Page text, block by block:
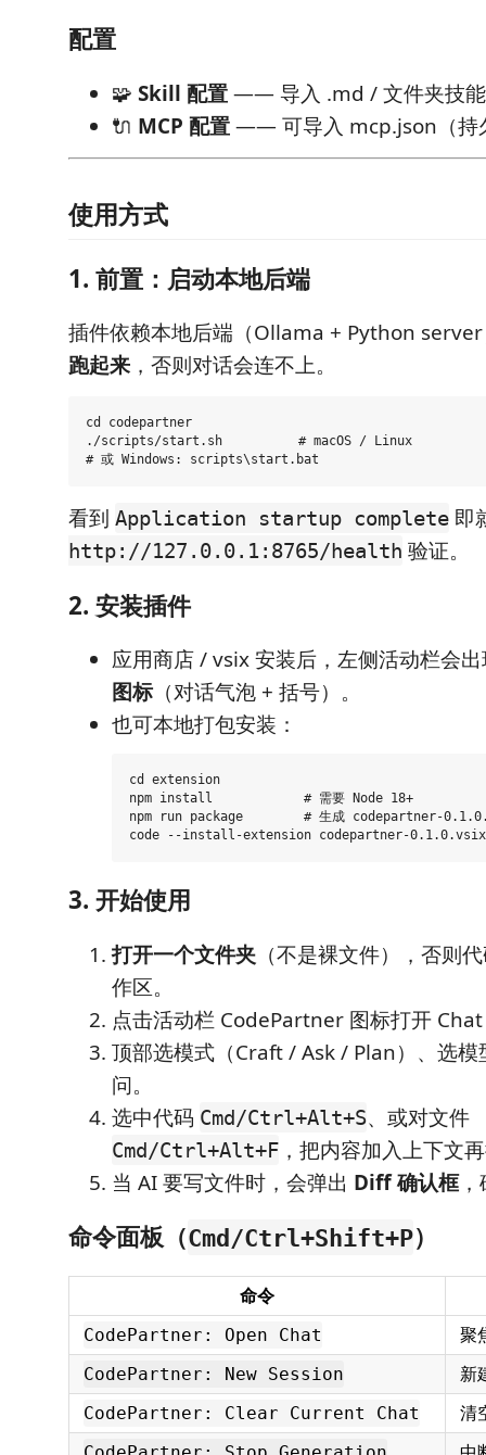
配置
🧩 Skill 配置—— 导入 .md / 文件夹技能
🔌 MCP 配置—— 可导入 mcp.json（持
使用方式
1. 前置：启动本地后端
插件依赖本地后端（Ollama + Python
跑起来 ，否则对话会连不上。
cd codepartner
./scripts/start.sh          # macOS / Linux
看到 Application startup complete 即
http://127.0.0.1:8765/health 验证。
2. 安装插件
应用商店 / vsix 安装后，左侧活动栏会
图标（对话气泡 + 括号）。
也可本地打包安装：
cd extension
npm install            # 需要 Node 18+
npm run package        # 生成 codepartner-
3. 开始使用
打开一个文件夹 （不是裸文件），否则
作区。
点击活动栏 CodePartner 图标打开
顶部选模式（Craft / Ask / Plan）、选模
问。
选中代码 Cmd/Ctrl+Alt+S、或对文件
Cmd/Ctrl+Alt+F ，把内容加入上下文
当 AI 要写文件时，会弹出 Diff 确认框，
命令面板（Cmd/Ctrl+Shift+P）
命令
CodePartner: Open Chat 聚
CodePartner: New Session 新
CodePartner: Clear Current Chat 清